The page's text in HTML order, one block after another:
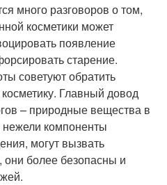
много разговоров о том,
косметики может
появление
старение.
советуют обратить
Главный довод
– природные вещества в
компоненты
могут вызвать
они более безопасны и